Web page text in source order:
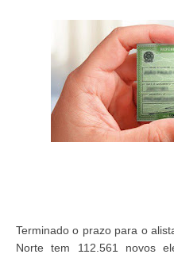
Terminado o prazo para o
Norte tem 112.561 novos